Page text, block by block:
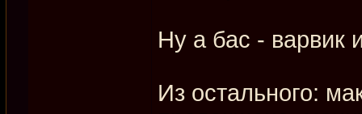
Ну а бас - варвик
Из остального: